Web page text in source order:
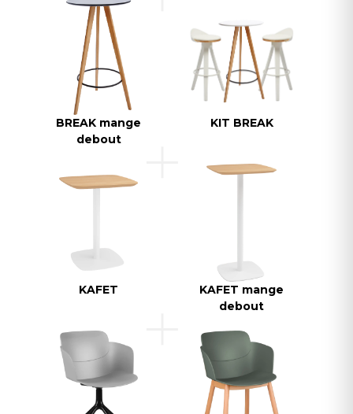
BREAK mange
debout
KIT BREAK
KAFET
KAFET mange
debout